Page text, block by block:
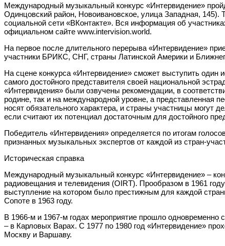
Международный музыкальный конкурс «Интервидение»
Одинцовский район, Новоивановское, улица Западная,
социальной сети «ВКонтакте». Вся информация об
официальном сайте www.intervision.world.
На первое после длительного перерыва «Интервидение»
участники БРИКС, СНГ, страны Латинской Америки и
На сцене конкурса «Интервидение» сможет выступить один
самого достойного представителя своей национальной
«Интервидения» были озвучены рекомендации, в
родине, так и на международной уровне, а представленная
носят обязательного характера, и страны участницы могут
если считают их потенциал достаточным для достойного
Победитель «Интервидения» определяется по итогам
признанных музыкальных экспертов от каждой из стран-
Историческая справка
Международный музыкальный конкурс «Интервидение» –
радиовещания и телевидения (OIRT). Прообразом в 1961
выступление на котором было престижным для каждой
Сопоте в 1963 году.
В 1966-м и 1967-м годах мероприятие прошло одновременно
– в Карловых Варах. С 1977 по 1980 год «Интервидение»
Москву и Варшаву.